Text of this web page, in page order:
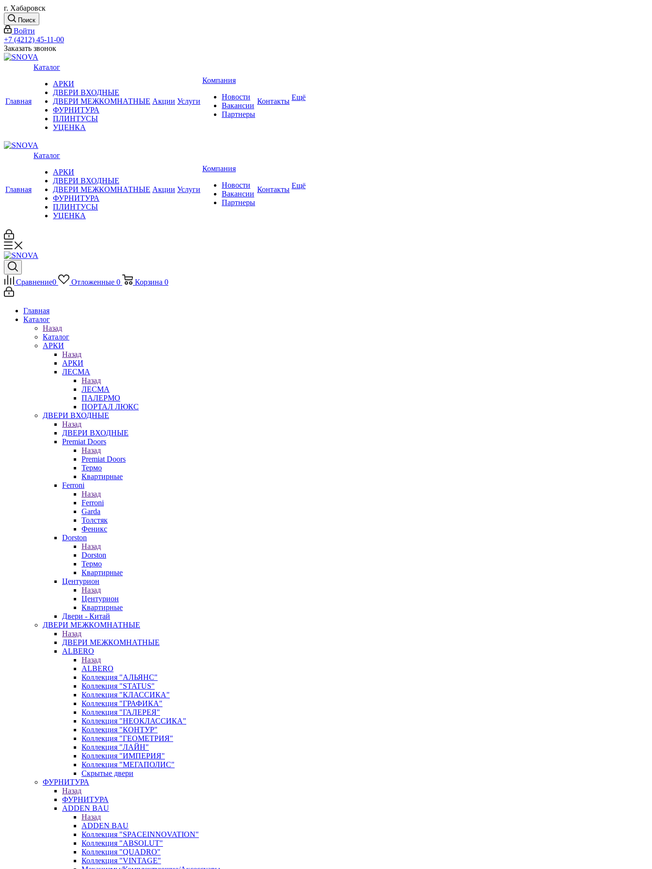
г. Хабаровск
Поиск
Войти
+7 (4212) 45-11-00
Заказать звонок
Главная
Каталог
АРКИ
ДВЕРИ ВХОДНЫЕ
ДВЕРИ МЕЖКОМНАТНЫЕ
ФУРНИТУРА
ПЛИНТУСЫ
УЦЕНКА
Акции Услуги
Компания
Новости
Вакансии
Партнеры
Контакты Ещё
Главная
Каталог
АРКИ
ДВЕРИ ВХОДНЫЕ
ДВЕРИ МЕЖКОМНАТНЫЕ
ФУРНИТУРА
ПЛИНТУСЫ
УЦЕНКА
Акции Услуги
Компания
Новости
Вакансии
Партнеры
Контакты Ещё
Сравнение0 Отложенные 0 Корзина 0
Главная
Каталог
Назад
Каталог
АРКИ
Назад
АРКИ
ЛЕСМА
Назад
ЛЕСМА
ПАЛЕРМО
ПОРТАЛ ЛЮКС
ДВЕРИ ВХОДНЫЕ
Назад
ДВЕРИ ВХОДНЫЕ
Premiat Doors
Назад
Premiat Doors
Термо
Квартирные
Ferroni
Назад
Ferroni
Garda
Толстяк
Феникс
Dorston
Назад
Dorston
Термо
Квартирные
Центурион
Назад
Центурион
Квартирные
Двери - Китай
ДВЕРИ МЕЖКОМНАТНЫЕ
Назад
ДВЕРИ МЕЖКОМНАТНЫЕ
ALBERO
Назад
ALBERO
Коллекция "АЛЬЯНС"
Коллекция "STATUS"
Коллекция "КЛАССИКА"
Коллекция "ГРАФИКА"
Коллекция "ГАЛЕРЕЯ"
Коллекция "НЕОКЛАССИКА"
Коллекция "КОНТУР"
Коллекция "ГЕОМЕТРИЯ"
Коллекция "ЛАЙН"
Коллекция "ИМПЕРИЯ"
Коллекция "МЕГАПОЛИС"
Скрытые двери
ФУРНИТУРА
Назад
ФУРНИТУРА
ADDEN BAU
Назад
ADDEN BAU
Коллекция "SPACEINNOVATION"
Коллекция "ABSOLUT"
Коллекция "QUADRO"
Коллекция "VINTAGE"